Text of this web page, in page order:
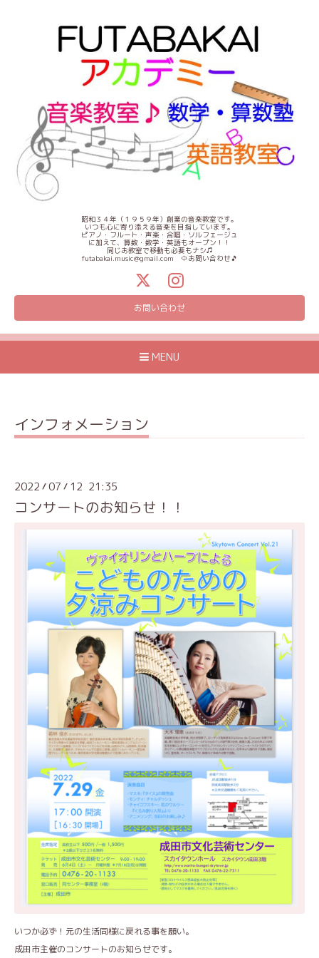
昭和３４年（１９５９年）創業の音楽教室です。
いつも心に寄り添える音楽を目指しています。
ピアノ・フルート・声楽・合唱・ソルフェージュ
に加えて、算数・数学・英語もオープン！！
同じお教室で移動も必要もナシ♫
futabakai.music@gmail.com ⇦お問い合わせ🎵
お問い合わせ
MENU
インフォメーション
2022 /07 / 12 21:35
コンサートのお知らせ！！
いつか必ず！元の生活同様に戻れる事を願い。
成田市主催のコンサートのお知らせです。